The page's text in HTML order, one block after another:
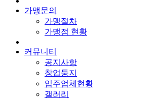
가맹문의
가맹절차
가맹점 현황
커뮤니티
공지사항
창업둥지
입주업체현황
갤러리